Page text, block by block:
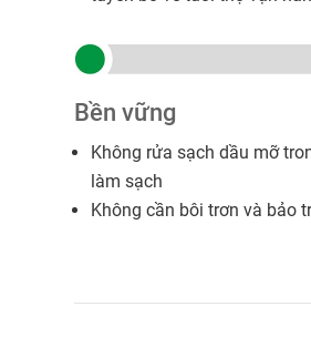
Bền vững
Không rửa sạch dầu mỡ
làm sạch
Không cần bôi trơn và bảo